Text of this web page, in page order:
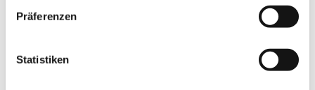
Präferenzen
Statistiken
abfließen lassen. Falls Sie nur den Saft zum Würzen des
Tees benötigen, haben Sie hier ebenfalls einen idealen
Einige Kunden berichten ebenfalls, dass Knoblauch oder
Zitrusfrüchte mit ihr gerieben werden können. Probieren Sie